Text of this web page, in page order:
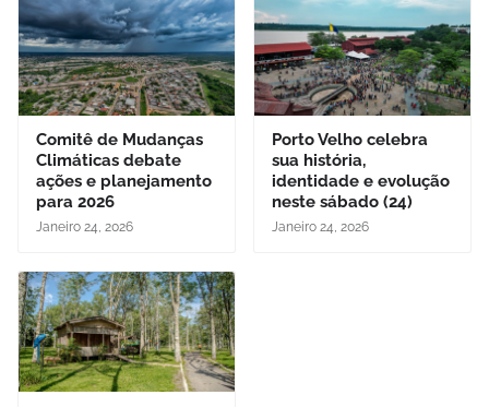
Comitê de Mudanças
Climáticas debate
ações e planejamento
para 2026
Janeiro 24, 2026
Porto Velho celebra
sua história,
identidade e evolução
neste sábado (24)
Janeiro 24, 2026